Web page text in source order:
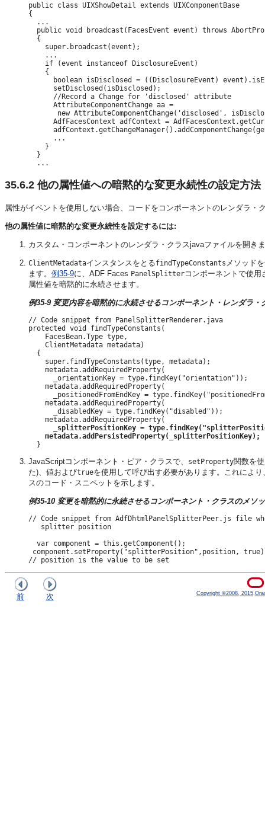
public class UIXShowDetail extends UIXComponentBase
{
  ...
public void broadcast(FacesEvent event) throws
  {
    super.broadcast(event);
    ...
    if (event instanceof DisclosureEvent)
    {
boolean isDisclosed = ((DisclosureEvent)
      setDisclosed(isDisclosed);
      //Record a Change for 'disclosed' attribute
      AttributeComponentChange aa =
new AttributeComponentChange('disclosed',
AdfFacesContext adfContext =
      ...
    }
  }
35.6.2 他の属性値への暗黙的な変更永続性の設定方法
属性がイベントを使用しない場合、コードをコンポーネントのレンダラ・
他の属性値に暗黙的な変更永続性を設定するには:
カスタム・コンポーネントのレンダラ・クラスjavaファイルを開き
ClientMetadataインスタンスをとるfindTypeConstants メソッド
ます。 例35-9に、ADF Faces PanelSplitterコンポーネントで使
属性値を暗黙的に永続させます。
例35-9 変更内容を暗黙的に永続させるコンポーネント・レンダラ・
// Code snippet from PanelSplitterRenderer.java
protected void findTypeConstants(
    FacesBean.Type type,
    ClientMetadata metadata)
  {
    super.findTypeConstants(type, metadata);
    metadata.addRequiredProperty(
      _orientationKey = type.findKey("orientation"));
    metadata.addRequiredProperty(
_positionedFromEndKey =
    metadata.addRequiredProperty(
      _disabledKey = type.findKey("disabled"));
    metadata.addRequiredProperty(
_splitterPositionKey =
metadata.addPersistedProperty(_splitterPositionKey);
JavaScriptコンポーネント・ピア・クラスで、 setProperty関数を
た)、値およびtrueを使用して呼び出す必要があります。これによ
スのコード・スニペットを示します。
例35-10 変更を暗黙的に永続させるコンポーネント・クラスのメソ
// Code snippet from AdfDhtmlPanelSplitterPeer.js file
   splitter position
  var component = this.getComponent();
component.setProperty("splitterPosition",position,
前 次 Copyright ©2008,